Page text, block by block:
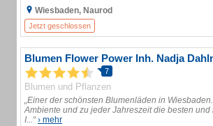
Wiesbaden, Naurod
Jetzt geschlossen
Blumen Flower Power Inh. Nadja
7
Blumen und Pflanzen
„Einer der schönsten Blumenläden in
Ambiente und zu jeder Jahreszeit die besten und
I...“› mehr